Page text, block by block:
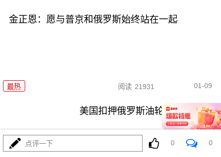
金正恩：愿与普京和俄罗斯始终站在一起
最热 阅读 21931 01-09
美国扣押俄罗斯油轮意欲何为
阅读 37532
点评一下 0 0